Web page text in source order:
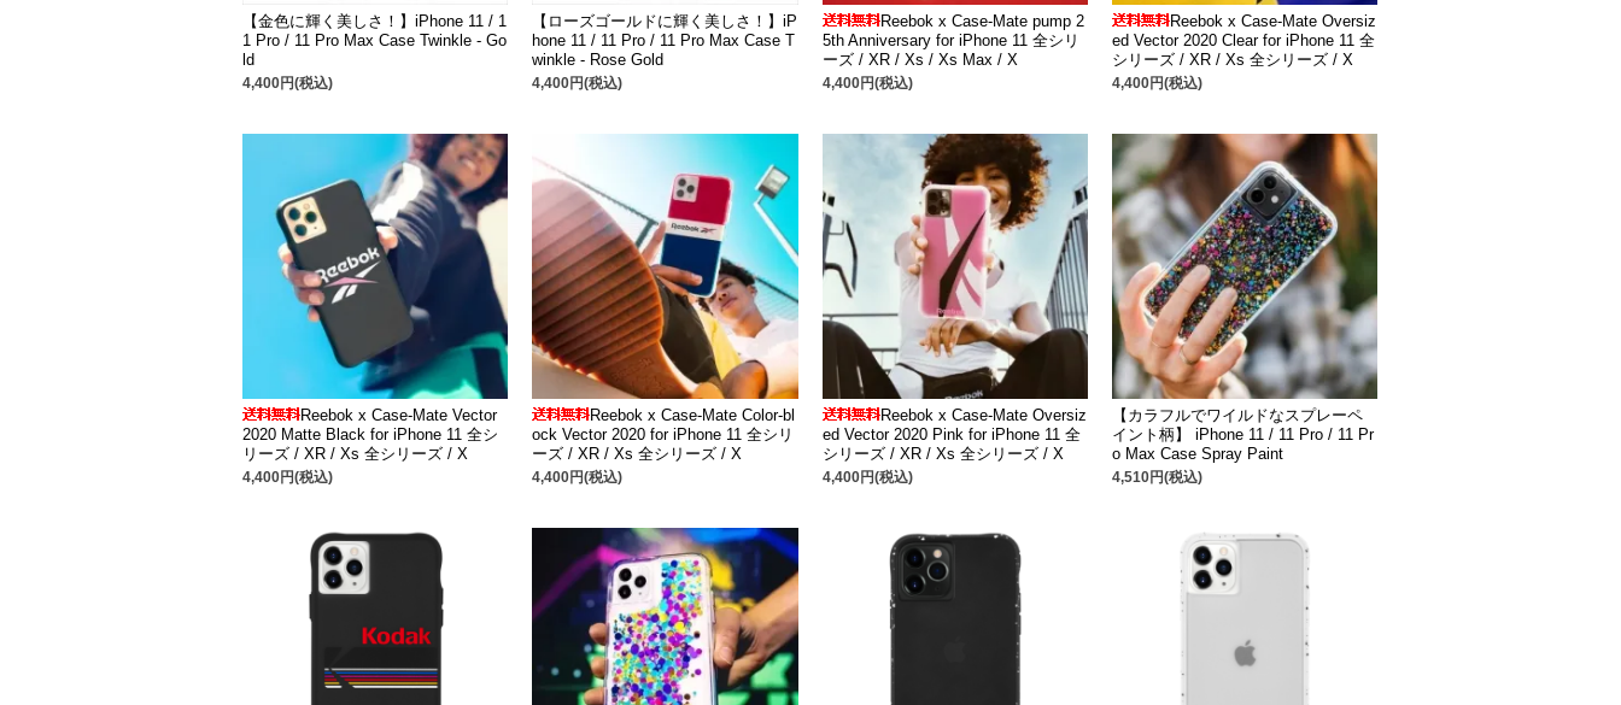
【金色に輝く美しさ！】iPhone 11 / 1
1 Pro / 11 Pro Max Case Twinkle - Go
ld
4,400円(税込)
【ローズゴールドに輝く美しさ！】iP
hone 11 / 11 Pro / 11 Pro Max Case T
winkle - Rose Gold
4,400円(税込)
Reebok x Case-Mate pump 2
5th Anniversary for iPhone 11 全シリ
ーズ / XR / Xs / Xs Max / X
4,400円(税込)
Reebok x Case-Mate Oversiz
ed Vector 2020 Clear for iPhone 11 全
シリーズ / XR / Xs 全シリーズ / X
4,400円(税込)
Reebok x Case-Mate Vector
2020 Matte Black for iPhone 11 全シ
リーズ / XR / Xs 全シリーズ / X
4,400円(税込)
Reebok x Case-Mate Color-bl
ock Vector 2020 for iPhone 11 全シリ
ーズ / XR / Xs 全シリーズ / X
4,400円(税込)
Reebok x Case-Mate Oversiz
ed Vector 2020 Pink for iPhone 11 全
シリーズ / XR / Xs 全シリーズ / X
4,400円(税込)
【カラフルでワイルドなスプレーペ
イント柄】 iPhone 11 / 11 Pro / 11 Pr
o Max Case Spray Paint
4,510円(税込)